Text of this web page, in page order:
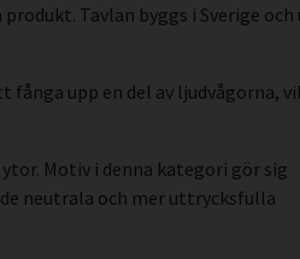
Tavlan byggs i Sverige
upp en del av ljudvågorna,
Motiv i denna kategori gör sig
neutrala och mer uttrycksfulla